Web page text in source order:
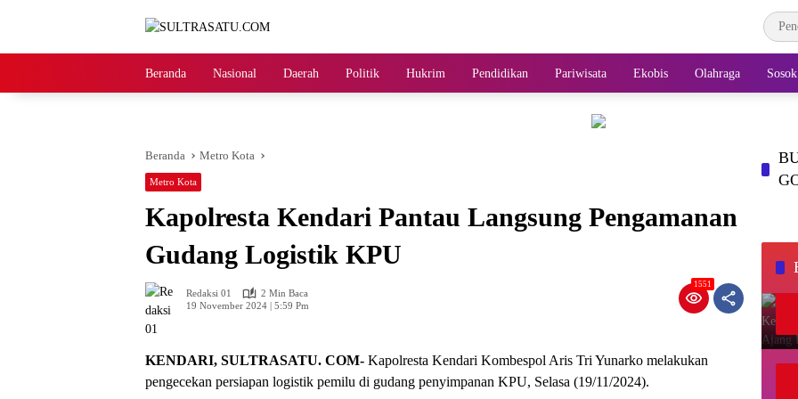
Beranda Nasional Daerah Politik Hukrim Pendidikan Pariwisata Ekobis Olahraga Sosok
Beranda Metro Kota
Metro Kota
Kapolresta Kendari Pantau Langsung Pengamanan
Gudang Logistik KPU
Redaksi 01
2 Min Baca
19 November 2024 | 5:59 Pm
1551
KENDARI, SULTRASATU. COM- Kapolresta Kendari Kombespol Aris Tri Yunarko melakukan
pengecekan persiapan logistik pemilu di gudang penyimpanan KPU, Selasa (19/11/2024).